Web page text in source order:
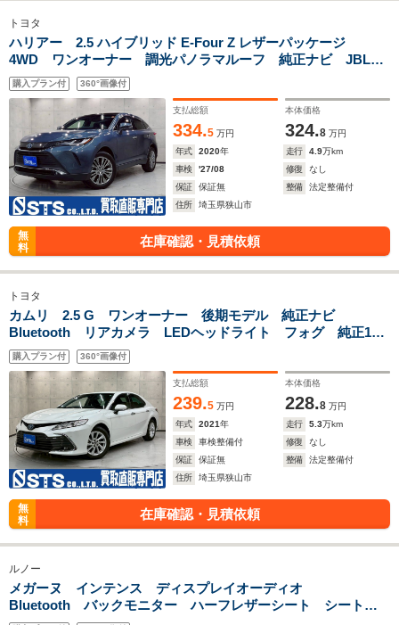
トヨタ
ハリアー 2.5 ハイブリッド E-Four Z レザーパッケージ
4WD ワンオーナー 調光パノラマルーフ 純正ナビ JBLプ
レミアム フルセグTV BT接続 アラウンドビュー 黒×茶レ
ザーシート シートヒーター デジタルインナー クルコン
ドラレコ 予備キー ETC車載器
購入プラン付 360°画像付
支払総額
334.5 万円
本体価格
324.8 万円
年式
2020年 走行 4.9万km
車検
'27/08 修復
なし
保証
保証無 整備
法定整備付
住所
埼玉県狭山市
無
料
在庫確認・見積依頼
トヨタ
カムリ 2.5 G ワンオーナー 後期モデル 純正ナビ
Bluetooth リアカメラ LEDヘッドライト フォグ 純正17
インチAW パワーシート ステアスイッチ レーダークルー
ズ ドラレコ スマートキー ETC車載器
購入プラン付 360°画像付
支払総額
239.5 万円
本体価格
228.8 万円
年式
2021年 走行 5.3万km
車検
車検整備付 修復
なし
保証
保証無 整備
法定整備付
住所
埼玉県狭山市
無
料
在庫確認・見積依頼
ルノー
メガーヌ インテンス ディスプレイオーディオ
Bluetooth バックモニター ハーフレザーシート シートヒ
ーター LEDヘッドライト フォグ 純正18インチAW レー